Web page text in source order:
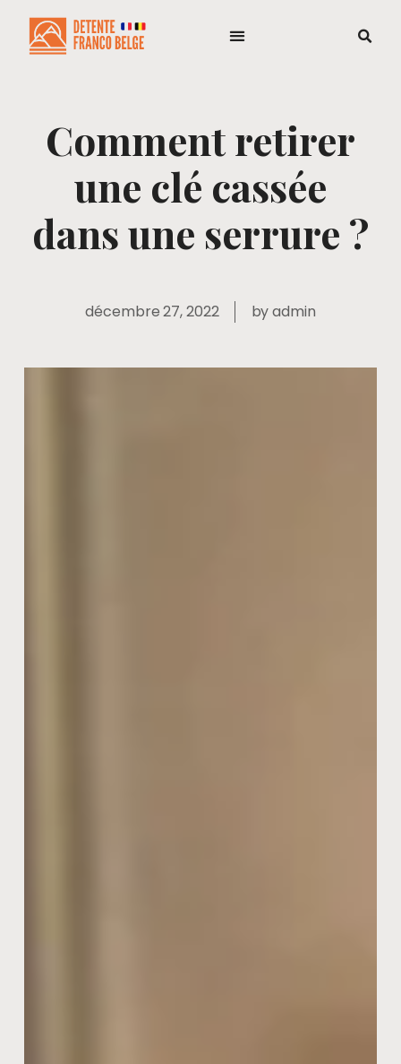
Comment retirer
une clé cassée
dans une serrure ?
décembre 27, 2022 byadmin